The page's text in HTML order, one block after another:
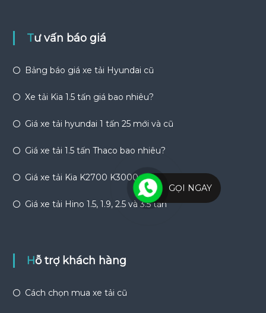
Tư vấn báo giá
Bảng báo giá xe tải Hyundai cũ
Xe tải Kia 1.5 tấn giá bao nhiêu?
Giá xe tải hyundai 1 tấn 25 mới và cũ
Giá xe tải 1.5 tấn Thaco bao nhiêu?
Giá xe tải Kia K2700 K3000
Giá xe tải Hino 1.5, 1.9, 2.5 và 3.5 tấn
Hỗ trợ khách hàng
Cách chọn mua xe tải cũ
GỌI NGAY